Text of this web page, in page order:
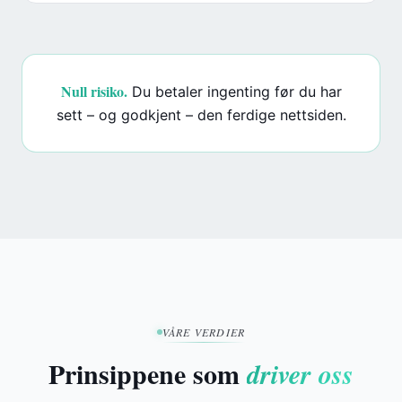
Null risiko. Du betaler ingenting før du har
sett – og godkjent – den ferdige nettsiden.
VÅRE VERDIER
Prinsippene somdriver oss